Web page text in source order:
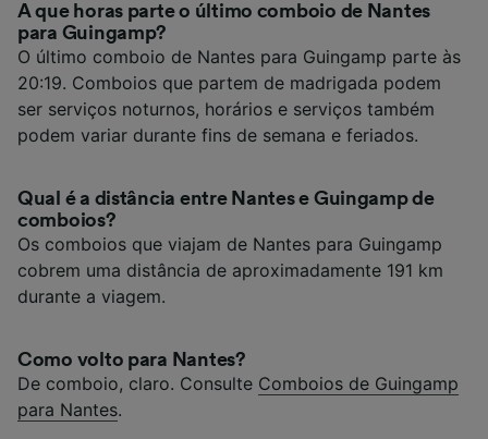
A que horas parte o último comboio de Nantes
para Guingamp?
O último comboio de Nantes para Guingamp parte às
20:19. Comboios que partem de madrigada podem
ser serviços noturnos, horários e serviços também
podem variar durante fins de semana e feriados.
Qual é a distância entre Nantes e Guingamp de
comboios?
Os comboios que viajam de Nantes para Guingamp
cobrem uma distância de aproximadamente 191 km
durante a viagem.
Como volto para Nantes?
De comboio, claro. Consulte Comboios de Guingamp
para Nantes.